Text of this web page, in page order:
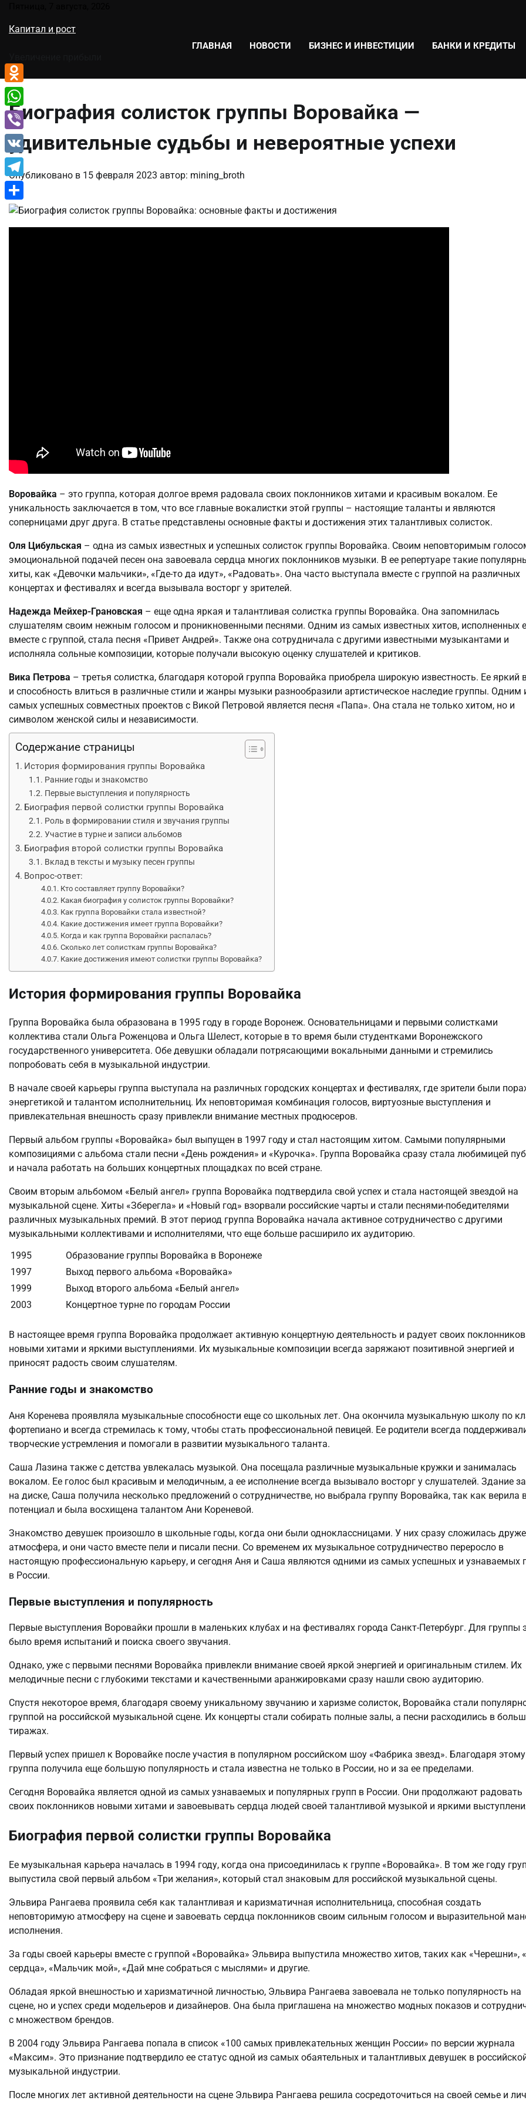
содержимому
Капитал и рост
ГЛАВНАЯ НОВОСТИ БИЗНЕС И ИНВЕСТИЦИИ БАНКИ И КРЕДИТЫ
Биография солисток группы Воровайка —
удивительные судьбы и невероятные успехи
Опубликовано в 15 февраля 2023 автор: mining_broth
Воровайка – это группа, которая долгое время радовала своих поклонников хитами и красивым вокалом. Ее
уникальность заключается в том, что все главные вокалистки этой группы – настоящие таланты и являются
соперницами друг друга. В статье представлены основные факты и достижения этих талантливых солисток.
Оля Цибульская – одна из самых известных и успешных солисток группы Воровайка. Своим неповторимым
эмоциональной подачей песен она завоевала сердца многих поклонников музыки. В ее репертуаре такие
хиты, как «Девочки мальчики», «Где-то да идут», «Радовать». Она часто выступала вместе с группой на различных
концертах и фестивалях и всегда вызывала восторг у зрителей.
Надежда Мейхер-Грановская – еще одна яркая и талантливая солистка группы Воровайка. Она запомнилась
слушателям своим нежным голосом и проникновенными песнями. Одним из самых известных хитов, исполненных
вместе с группой, стала песня «Привет Андрей». Также она сотрудничала с другими известными музыкантами и
исполняла сольные композиции, которые получали высокую оценку слушателей и критиков.
Вика Петрова – третья солистка, благодаря которой группа Воровайка приобрела широкую известность. Ее яркий
и способность влиться в различные стили и жанры музыки разнообразили артистическое наследие группы. Одним
самых успешных совместных проектов с Викой Петровой является песня «Папа». Она стала не только хитом, но и
символом женской силы и независимости.
Содержание страницы
История формирования группы Воровайка
Ранние годы и знакомство
Первые выступления и популярность
Биография первой солистки группы Воровайка
Роль в формировании стиля и звучания группы
Участие в турне и записи альбомов
Биография второй солистки группы Воровайка
Вклад в тексты и музыку песен группы
Вопрос-ответ:
Кто составляет группу Воровайки?
Какая биография у солисток группы Воровайки?
Как группа Воровайки стала известной?
Какие достижения имеет группа Воровайки?
Когда и как группа Воровайки распалась?
Сколько лет солисткам группы Воровайка?
Какие достижения имеют солистки группы Воровайка?
История формирования группы Воровайка
Группа Воровайка была образована в 1995 году в городе Воронеж. Основательницами и первыми солистками
коллектива стали Ольга Роженцова и Ольга Шелест, которые в то время были студентками Воронежского
государственного университета. Обе девушки обладали потрясающими вокальными данными и стремились
попробовать себя в музыкальной индустрии.
В начале своей карьеры группа выступала на различных городских концертах и фестивалях, где зрители были
энергетикой и талантом исполнительниц. Их неповторимая комбинация голосов, виртуозные выступления и
привлекательная внешность сразу привлекли внимание местных продюсеров.
Первый альбом группы «Воровайка» был выпущен в 1997 году и стал настоящим хитом. Самыми популярными
композициями с альбома стали песни «День рождения» и «Курочка». Группа Воровайка сразу стала любимицей
и начала работать на больших концертных площадках по всей стране.
Своим вторым альбомом «Белый ангел» группа Воровайка подтвердила свой успех и стала настоящей звездой на
музыкальной сцене. Хиты «Зберегла» и «Новый год» взорвали российские чарты и стали песнями-победителями
различных музыкальных премий. В этот период группа Воровайка начала активное сотрудничество с другими
музыкальными коллективами и исполнителями, что еще больше расширило их аудиторию.
1995
Образование группы Воровайка в Воронеже
1997
Выход первого альбома «Воровайка»
1999
Выход второго альбома «Белый ангел»
2003
Концертное турне по городам России
В настоящее время группа Воровайка продолжает активную концертную деятельность и радует своих поклонников
новыми хитами и яркими выступлениями. Их музыкальные композиции всегда заряжают позитивной энергией и
приносят радость своим слушателям.
Ранние годы и знакомство
Аня Коренева проявляла музыкальные способности еще со школьных лет. Она окончила музыкальную школу по
фортепиано и всегда стремилась к тому, чтобы стать профессиональной певицей. Ее родители всегда
творческие устремления и помогали в развитии музыкального таланта.
Саша Лазина также с детства увлекалась музыкой. Она посещала различные музыкальные кружки и занималась
вокалом. Ее голос был красивым и мелодичным, а ее исполнение всегда вызывало восторг у слушателей. Здание
на диске, Саша получила несколько предложений о сотрудничестве, но выбрала группу Воровайка, так как верила
потенциал и была восхищена талантом Ани Кореневой.
Знакомство девушек произошло в школьные годы, когда они были одноклассницами. У них сразу сложилась
атмосфера, и они часто вместе пели и писали песни. Со временем их музыкальное сотрудничество переросло в
настоящую профессиональную карьеру, и сегодня Аня и Саша являются одними из самых успешных и узнаваемых
в России.
Первые выступления и популярность
Первые выступления Воровайки прошли в маленьких клубах и на фестивалях города Санкт-Петербург. Для группы
было время испытаний и поиска своего звучания.
Однако, уже с первыми песнями Воровайка привлекли внимание своей яркой энергией и оригинальным стилем. Их
мелодичные песни с глубокими текстами и качественными аранжировками сразу нашли свою аудиторию.
Спустя некоторое время, благодаря своему уникальному звучанию и харизме солисток, Воровайка стали
группой на российской музыкальной сцене. Их концерты стали собирать полные залы, а песни расходились в
тиражах.
Первый успех пришел к Воровайке после участия в популярном российском шоу «Фабрика звезд». Благодаря
группа получила еще большую популярность и стала известна не только в России, но и за ее пределами.
Сегодня Воровайка является одной из самых узнаваемых и популярных групп в России. Они продолжают радовать
своих поклонников новыми хитами и завоевывать сердца людей своей талантливой музыкой и яркими
Биография первой солистки группы Воровайка
Ее музыкальная карьера началась в 1994 году, когда она присоединилась к группе «Воровайка». В том же году
выпустила свой первый альбом «Три желания», который стал знаковым для российской музыкальной сцены.
Эльвира Рангаева проявила себя как талантливая и каризматичная исполнительница, способная создать
неповторимую атмосферу на сцене и завоевать сердца поклонников своим сильным голосом и выразительной
исполнения.
За годы своей карьеры вместе с группой «Воровайка» Эльвира выпустила множество хитов, таких как «Черешни»,
сердца», «Мальчик мой», «Дай мне собраться с мыслями» и другие.
Обладая яркой внешностью и харизматичной личностью, Эльвира Рангаева завоевала не только популярность на
сцене, но и успех среди модельеров и дизайнеров. Она была приглашена на множество модных показов и
с множеством брендов.
В 2004 году Эльвира Рангаева попала в список «100 самых привлекательных женщин России» по версии журнала
«Максим». Это признание подтвердило ее статус одной из самых обаятельных и талантливых девушек в
музыкальной индустрии.
После многих лет активной деятельности на сцене Эльвира Рангаева решила сосредоточиться на своей семье и
Odnoklassniki
WhatsApp
Viber
VK
Telegram
Отправить